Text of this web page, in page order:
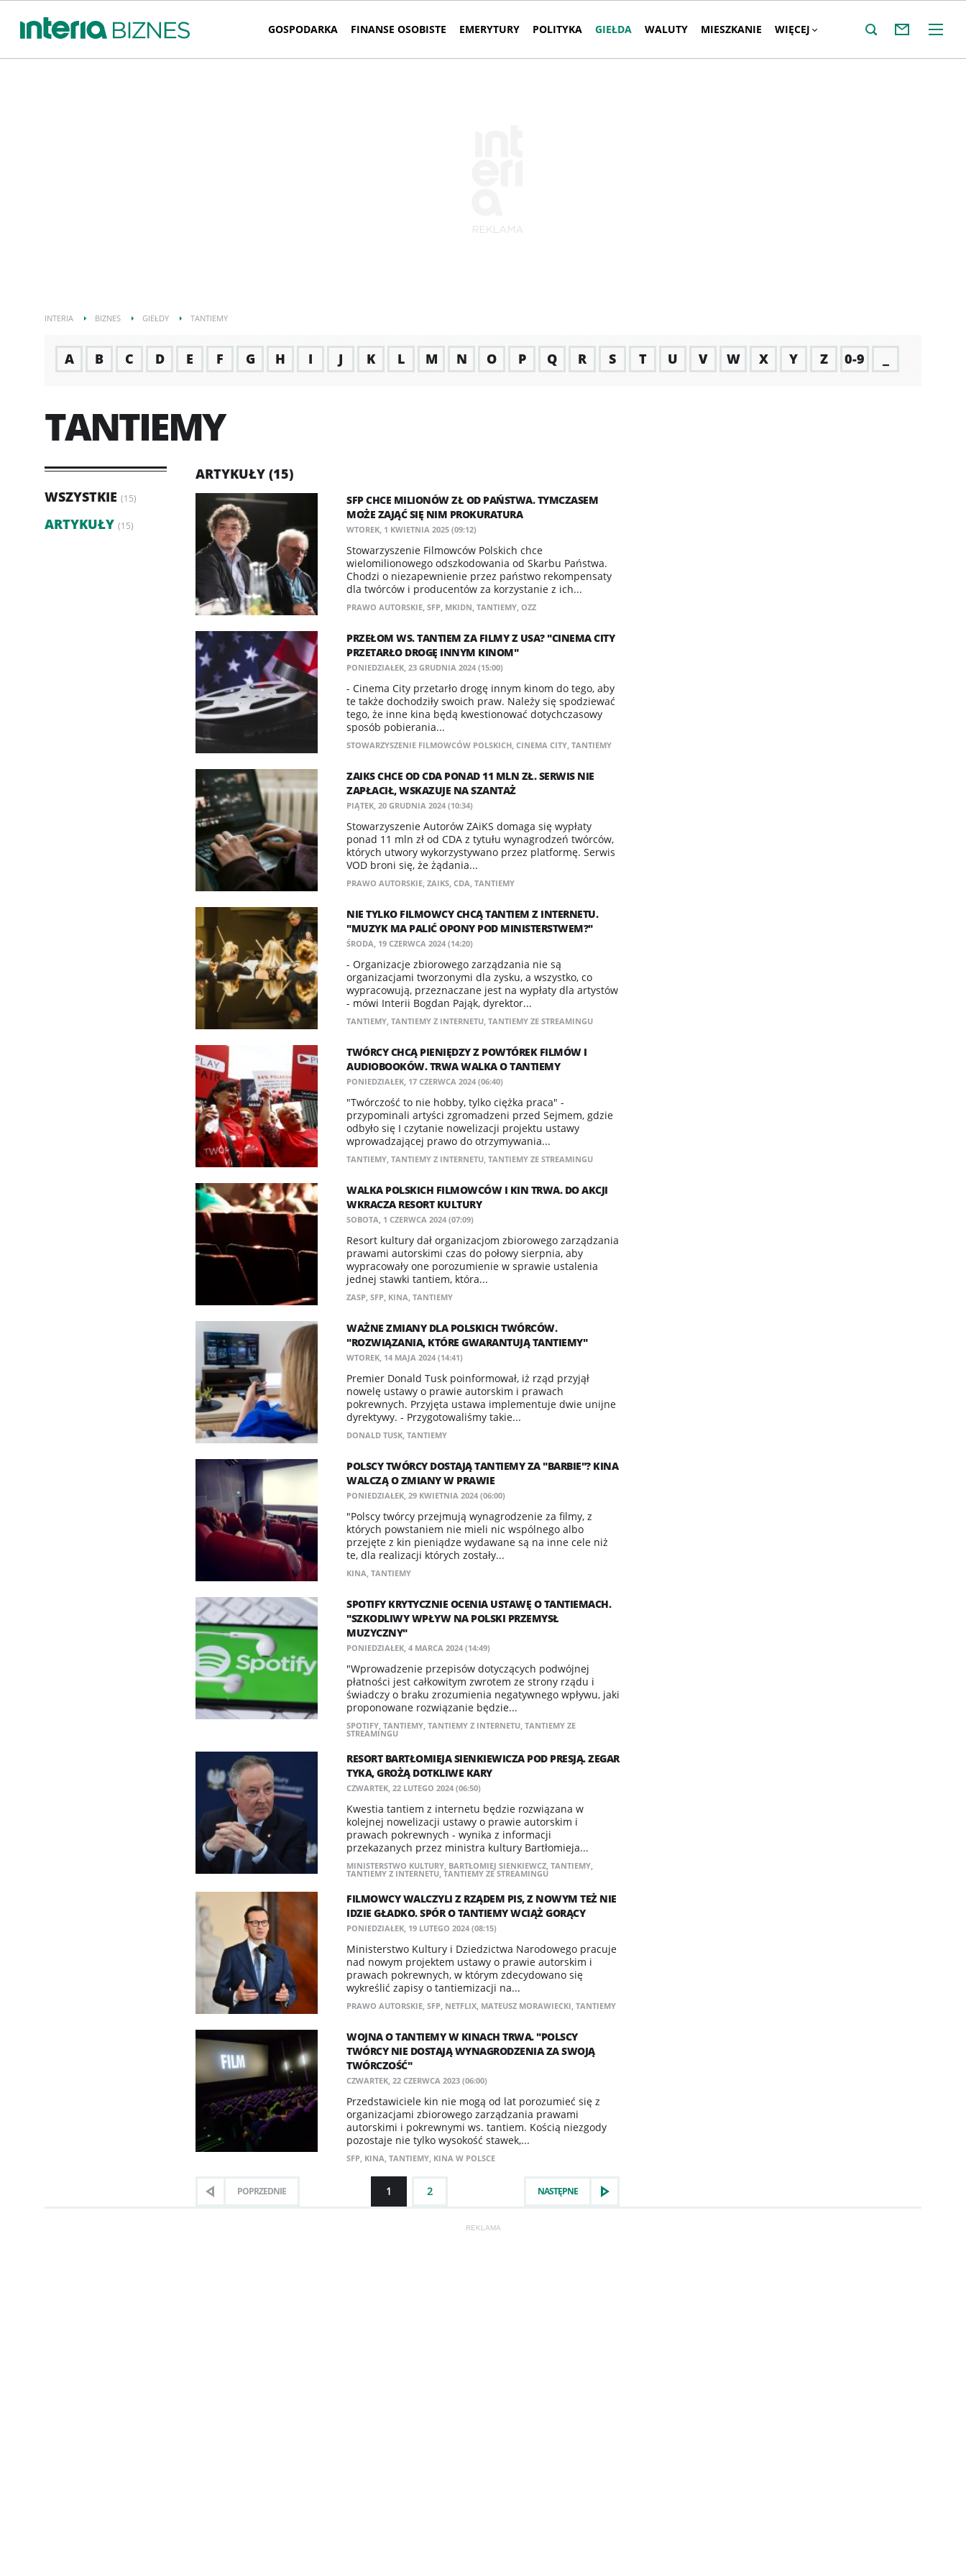
GOSPODARKA FINANSE OSOBISTE EMERYTURY POLITYKA GIEŁDA WALUTY MIESZKANIE WIĘCEJ
INTERIA BIZNES GIEŁDY TANTIEMY
A B C D E F G H I J K L M N O P Q R S T U V W X Y Z 0-9
TANTIEMY
WSZYSTKIE (15)
ARTYKUŁY (15)
ARTYKUŁY (15)
SFP CHCE MILIONÓW ZŁ OD PAŃSTWA. TYMCZASEM
MOŻE ZAJĄĆ SIĘ NIM PROKURATURA
WTOREK, 1 KWIETNIA 2025 (09:12)
Stowarzyszenie Filmowców Polskich chce
wielomilionowego odszkodowania od Skarbu Państwa.
Chodzi o niezapewnienie przez państwo rekompensaty
dla twórców i producentów za korzystanie z ich...
PRAWO AUTORSKIE, SFP, MKIDN, TANTIEMY, OZZ
PRZEŁOM WS. TANTIEM ZA FILMY Z USA? "CINEMA CITY
PRZETARŁO DROGĘ INNYM KINOM"
PONIEDZIAŁEK, 23 GRUDNIA 2024 (15:00)
- Cinema City przetarło drogę innym kinom do tego, aby
te także dochodziły swoich praw. Należy się spodziewać
tego, że inne kina będą kwestionować dotychczasowy
sposób pobierania...
STOWARZYSZENIE FILMOWCÓW POLSKICH, CINEMA CITY, TANTIEMY
ZAIKS CHCE OD CDA PONAD 11 MLN ZŁ. SERWIS NIE
ZAPŁACIŁ, WSKAZUJE NA SZANTAŻ
PIĄTEK, 20 GRUDNIA 2024 (10:34)
Stowarzyszenie Autorów ZAiKS domaga się wypłaty
ponad 11 mln zł od CDA z tytułu wynagrodzeń twórców,
których utwory wykorzystywano przez platformę. Serwis
VOD broni się, że żądania...
PRAWO AUTORSKIE, ZAIKS, CDA, TANTIEMY
NIE TYLKO FILMOWCY CHCĄ TANTIEM Z INTERNETU.
"MUZYK MA PALIĆ OPONY POD MINISTERSTWEM?"
ŚRODA, 19 CZERWCA 2024 (14:20)
- Organizacje zbiorowego zarządzania nie są
organizacjami tworzonymi dla zysku, a wszystko, co
wypracowują, przeznaczane jest na wypłaty dla artystów
- mówi Interii Bogdan Pająk, dyrektor...
TANTIEMY, TANTIEMY Z INTERNETU, TANTIEMY ZE STREAMINGU
TWÓRCY CHCĄ PIENIĘDZY Z POWTÓREK FILMÓW I
AUDIOBOOKÓW. TRWA WALKA O TANTIEMY
PONIEDZIAŁEK, 17 CZERWCA 2024 (06:40)
"Twórczość to nie hobby, tylko ciężka praca" -
przypominali artyści zgromadzeni przed Sejmem, gdzie
odbyło się I czytanie nowelizacji projektu ustawy
wprowadzającej prawo do otrzymywania...
TANTIEMY, TANTIEMY Z INTERNETU, TANTIEMY ZE STREAMINGU
WALKA POLSKICH FILMOWCÓW I KIN TRWA. DO AKCJI
WKRACZA RESORT KULTURY
SOBOTA, 1 CZERWCA 2024 (07:09)
Resort kultury dał organizacjom zbiorowego zarządzania
prawami autorskimi czas do połowy sierpnia, aby
wypracowały one porozumienie w sprawie ustalenia
jednej stawki tantiem, która...
ZASP, SFP, KINA, TANTIEMY
WAŻNE ZMIANY DLA POLSKICH TWÓRCÓW.
"ROZWIĄZANIA, KTÓRE GWARANTUJĄ TANTIEMY"
WTOREK, 14 MAJA 2024 (14:41)
Premier Donald Tusk poinformował, iż rząd przyjął
nowelę ustawy o prawie autorskim i prawach
pokrewnych. Przyjęta ustawa implementuje dwie unijne
dyrektywy. - Przygotowaliśmy takie...
DONALD TUSK, TANTIEMY
POLSCY TWÓRCY DOSTAJĄ TANTIEMY ZA "BARBIE"? KINA
WALCZĄ O ZMIANY W PRAWIE
PONIEDZIAŁEK, 29 KWIETNIA 2024 (06:00)
"Polscy twórcy przejmują wynagrodzenie za filmy, z
których powstaniem nie mieli nic wspólnego albo
przejęte z kin pieniądze wydawane są na inne cele niż
te, dla realizacji których zostały...
KINA, TANTIEMY
SPOTIFY KRYTYCZNIE OCENIA USTAWĘ O TANTIEMACH.
"SZKODLIWY WPŁYW NA POLSKI PRZEMYSŁ
MUZYCZNY"
PONIEDZIAŁEK, 4 MARCA 2024 (14:49)
"Wprowadzenie przepisów dotyczących podwójnej
płatności jest całkowitym zwrotem ze strony rządu i
świadczy o braku zrozumienia negatywnego wpływu, jaki
proponowane rozwiązanie będzie...
SPOTIFY, TANTIEMY, TANTIEMY Z INTERNETU, TANTIEMY ZE
STREAMINGU
RESORT BARTŁOMIEJA SIENKIEWICZA POD PRESJĄ. ZEGAR
TYKA, GROŻĄ DOTKLIWE KARY
CZWARTEK, 22 LUTEGO 2024 (06:50)
Kwestia tantiem z internetu będzie rozwiązana w
kolejnej nowelizacji ustawy o prawie autorskim i
prawach pokrewnych - wynika z informacji
przekazanych przez ministra kultury Bartłomieja...
MINISTERSTWO KULTURY, BARTŁOMIEJ SIENKIEWCZ, TANTIEMY,
TANTIEMY Z INTERNETU, TANTIEMY ZE STREAMINGU
FILMOWCY WALCZYLI Z RZĄDEM PIS, Z NOWYM TEŻ NIE
IDZIE GŁADKO. SPÓR O TANTIEMY WCIĄŻ GORĄCY
PONIEDZIAŁEK, 19 LUTEGO 2024 (08:15)
Ministerstwo Kultury i Dziedzictwa Narodowego pracuje
nad nowym projektem ustawy o prawie autorskim i
prawach pokrewnych, w którym zdecydowano się
wykreślić zapisy o tantiemizacji na...
PRAWO AUTORSKIE, SFP, NETFLIX, MATEUSZ MORAWIECKI, TANTIEMY
WOJNA O TANTIEMY W KINACH TRWA. "POLSCY
TWÓRCY NIE DOSTAJĄ WYNAGRODZENIA ZA SWOJĄ
TWÓRCZOŚĆ"
CZWARTEK, 22 CZERWCA 2023 (06:00)
Przedstawiciele kin nie mogą od lat porozumieć się z
organizacjami zbiorowego zarządzania prawami
autorskimi i pokrewnymi ws. tantiem. Kością niezgody
pozostaje nie tylko wysokość stawek,...
SFP, KINA, TANTIEMY, KINA W POLSCE
POPRZEDNIE 1 2 NASTĘPNE
REKLAMA